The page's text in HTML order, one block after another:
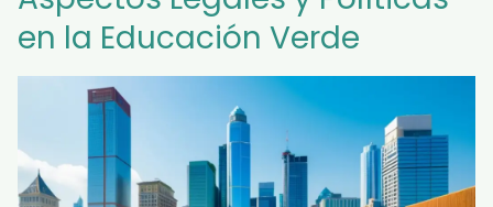
en la Educación Verde